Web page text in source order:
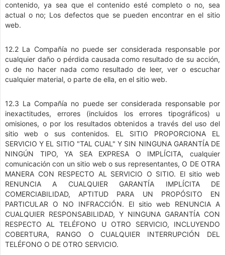
contenido, ya sea que el contenido esté completo o no, sea
actual o no; Los defectos que se pueden encontrar en el sitio
web.
12.2 La Compañía no puede ser considerada responsable por
cualquier daño o pérdida causada como resultado de su acción,
o de no hacer nada como resultado de leer, ver o escuchar
cualquier material, o parte de ella, en el sitio web.
12.3 La Compañía no puede ser considerada responsable por
inexactitudes, errores (incluidos los errores tipográficos) u
omisiones, o por los resultados obtenidos a través del uso del
sitio web o sus contenidos. EL SITIO PROPORCIONA EL
SERVICIO Y EL SITIO "TAL CUAL" Y SIN NINGUNA GARANTÍA DE
NINGÚN TIPO, YA SEA EXPRESA O IMPLÍCITA, cualquier
comunicación con un sitio web o sus representantes, O DE OTRA
MANERA CON RESPECTO AL SERVICIO O SITIO. El sitio web
RENUNCIA A CUALQUIER GARANTÍA IMPLÍCITA DE
COMERCIABILIDAD, APTITUD PARA UN PROPÓSITO EN
PARTICULAR O NO INFRACCIÓN. El sitio web RENUNCIA A
CUALQUIER RESPONSABILIDAD, Y NINGUNA GARANTÍA CON
RESPECTO AL TELÉFONO U OTRO SERVICIO, INCLUYENDO
COBERTURA, RANGO O CUALQUIER INTERRUPCIÓN DEL
TELÉFONO O DE OTRO SERVICIO.